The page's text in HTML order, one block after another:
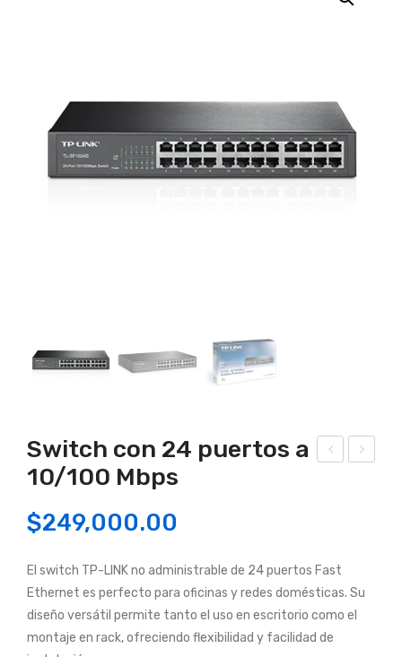
6A
SOL
ID
o
C20
Switch con 24 puertos a
10/100 Mbps
$249,000.00
El switch TP-LINK no administrable de 24 puertos Fast
Ethernet es perfecto para oficinas y redes domésticas. Su
diseño versátil permite tanto el uso en escritorio como el
montaje en rack, ofreciendo flexibilidad y facilidad de